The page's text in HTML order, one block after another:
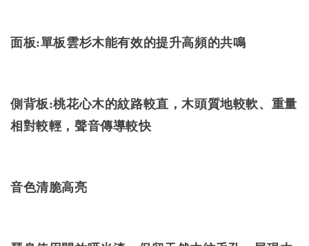
面板:單板雲杉木能有效的提升高頻的共鳴
側背板:桃花心木的紋路較直，木頭質地較軟、重量
相對較輕，聲音傳導較快
音色清脆高亮